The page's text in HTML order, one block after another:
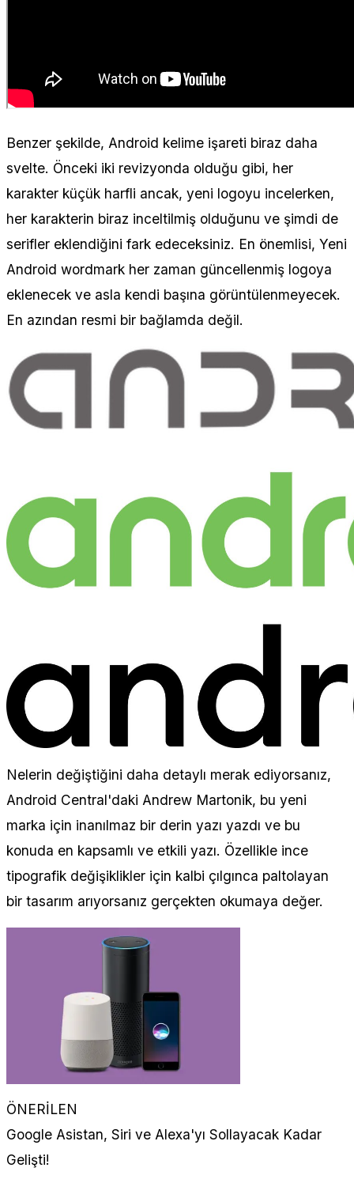
Benzer şekilde, Android kelime işareti biraz daha
svelte. Önceki iki revizyonda olduğu gibi, her
karakter küçük harfli ancak, yeni logoyu incelerken,
her karakterin biraz inceltilmiş olduğunu ve şimdi de
serifler eklendiğini fark edeceksiniz. En önemlisi, Yeni
Android wordmark her zaman güncellenmiş logoya
eklenecek ve asla kendi başına görüntülenmeyecek.
En azından resmi bir bağlamda değil.
Nelerin değiştiğini daha detaylı merak ediyorsanız,
Android Central'daki Andrew Martonik, bu yeni
marka için inanılmaz bir derin yazı yazdı ve bu
konuda en kapsamlı ve etkili yazı. Özellikle ince
tipografik değişiklikler için kalbi çılgınca paltolayan
bir tasarım arıyorsanız gerçekten okumaya değer.
ÖNERİLEN
Google Asistan, Siri ve Alexa'yı Sollayacak Kadar
Gelişti!